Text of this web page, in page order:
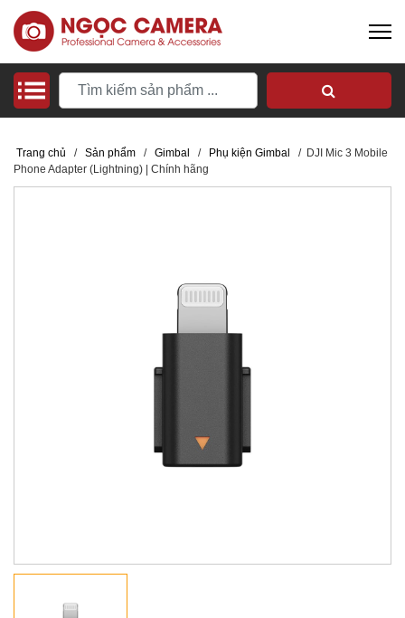
Trang chủ / Sản phẩm / Gimbal / Phụ kiện Gimbal / DJI Mic 3 Mobile
Phone Adapter (Lightning) | Chính hãng